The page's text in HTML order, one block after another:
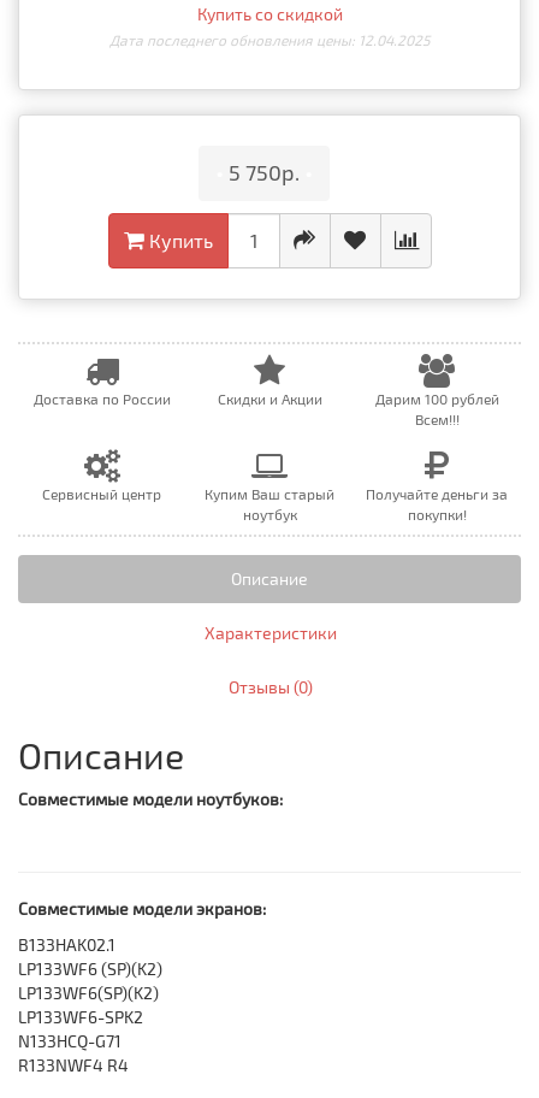
Купить со скидкой
Дата последнего обновления цены: 12.04.2025
5 750р.
Купить
Доставка по России Скидки и Акции
Дарим 100 рублей
Всем!!!
Сервисный центр
Купим Ваш старый
ноутбук
Получайте деньги за
покупки!
Описание
Характеристики
Отзывы (0)
Описание
Совместимые модели ноутбуков:
Совместимые модели экранов:
B133HAK02.1
LP133WF6 (SP)(K2)
LP133WF6(SP)(K2)
LP133WF6-SPK2
N133HCQ-G71
R133NWF4 R4